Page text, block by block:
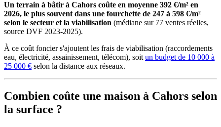
Un terrain à bâtir à Cahors coûte en moyenne 392 €/m² en
2026, le plus souvent dans une fourchette de 247 à 598 €/m²
selon le secteur et la viabilisation (médiane sur 77 ventes réelles,
source DVF 2023-2025).
À ce coût foncier s'ajoutent les frais de viabilisation (raccordements
eau, électricité, assainissement, télécom), soit un budget de 10 000 à
25 000 € selon la distance aux réseaux.
Combien coûte une maison à Cahors selon
la surface ?